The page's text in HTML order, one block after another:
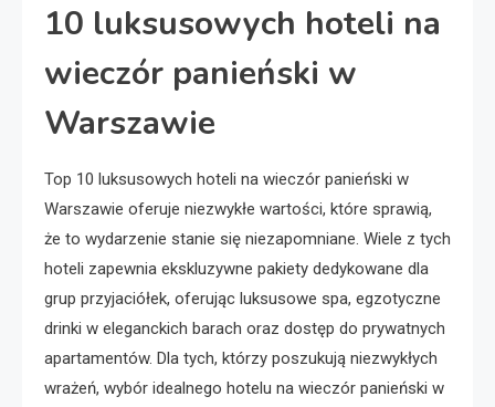
10 luksusowych hoteli na
wieczór panieński w
Warszawie
Top 10 luksusowych hoteli na wieczór panieński w
Warszawie oferuje niezwykłe wartości, które sprawią,
że to wydarzenie stanie się niezapomniane. Wiele z tych
hoteli zapewnia ekskluzywne pakiety dedykowane dla
grup przyjaciółek, oferując luksusowe spa, egzotyczne
drinki w eleganckich barach oraz dostęp do prywatnych
apartamentów. Dla tych, którzy poszukują niezwykłych
wrażeń, wybór idealnego hotelu na wieczór panieński w